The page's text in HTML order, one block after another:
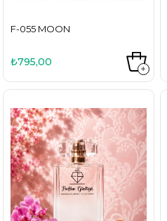
F-055 MOON
₺795,00